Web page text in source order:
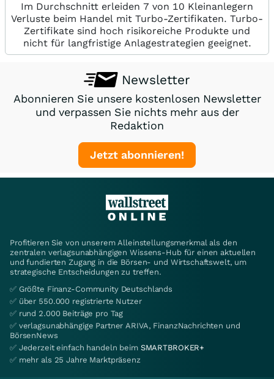
Im Durchschnitt erleiden 7 von 10 Kleinanlegern
Verluste beim Handel mit Turbo-Zertifikaten. Turbo-
Zertifikate sind hoch risikoreiche Produkte und
nicht für langfristige Anlagestrategien geeignet.
Newsletter
Abonnieren Sie unsere kostenlosen Newsletter
und verpassen Sie nichts mehr aus der
Redaktion
Jetzt abonnieren!
Profitieren Sie von unserem Alleinstellungsmerkmal als den
zentralen verlagsunabhängigen Wissens-Hub für einen aktuellen
und fundierten Zugang in die Börsen- und Wirtschaftswelt, um
strategische Entscheidungen zu treffen.
✅ Größte Finanz-Community Deutschlands
✅ über 550.000 registrierte Nutzer
✅ rund 2.000 Beiträge pro Tag
✅ verlagsunabhängige Partner ARIVA, FinanzNachrichten und
BörsenNews
✅ Jederzeit einfach handeln beim SMARTBROKER+
✅ mehr als 25 Jahre Marktpräsenz